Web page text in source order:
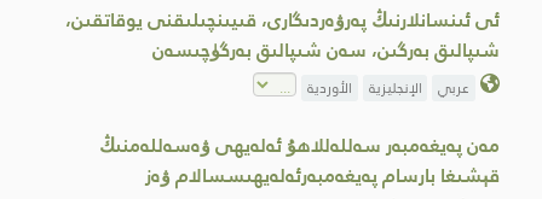
ئى ئىنسانلارنىڭ پەرۋەردىگارى، قىيىنچىلىقنى يوقاتقىن،
شىپالىق بەرگىن، سەن شىپالىق بەرگۈچىسەن
عربي الإنجليزية الأوردية
مەن پەيغەمبەر سەللەللاھۇ ئەلەيھى ۋەسەللەمنىڭ
قېشىغا بارسام پەيغەمبەرئەلەيھىسسالام ۋەز